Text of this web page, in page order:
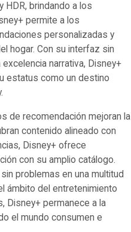
HDR, brindando a los
permite a los
personalizadas y
hogar. Con su interfaz sin
narrativa, Disney+
estatus como un destino
de recomendación mejoran la
contenido alineado con
Disney+ ofrece
con su amplio catálogo.
problemas en una multitud
ámbito del entretenimiento
Disney+ permanece a la
el mundo consumen e